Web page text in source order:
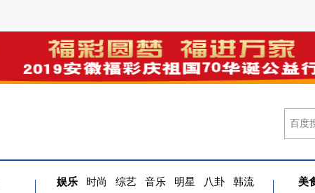
娱乐 时尚 综艺 音乐 明星 八卦
韩流
美